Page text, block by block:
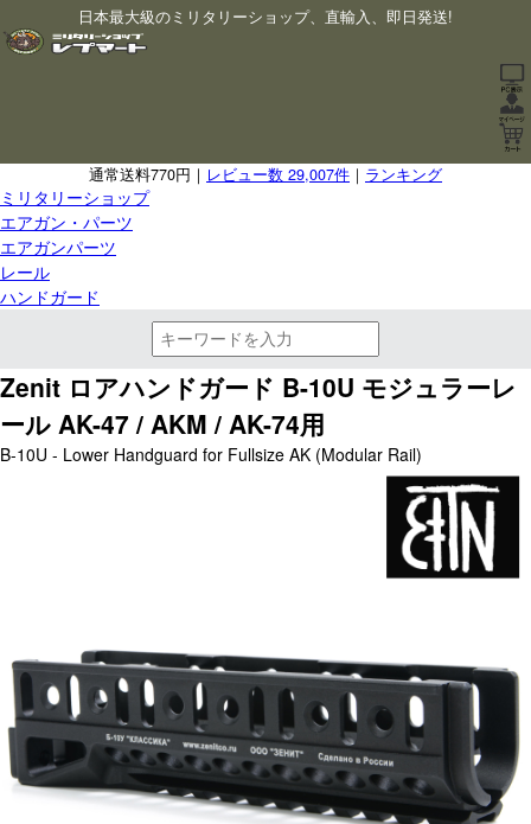
日本最大級のミリタリーショップ、直輸入、即日発送!
通常送料770円｜ レビュー数 29,007件 ｜ ランキング
ミリタリーショップ
エアガン・パーツ
エアガンパーツ
レール
ハンドガード
Zenit ロアハンドガード B-10U モジュラーレ
ール AK-47 / AKM / AK-74用
B-10U - Lower Handguard for Fullsize AK (Modular Rail)